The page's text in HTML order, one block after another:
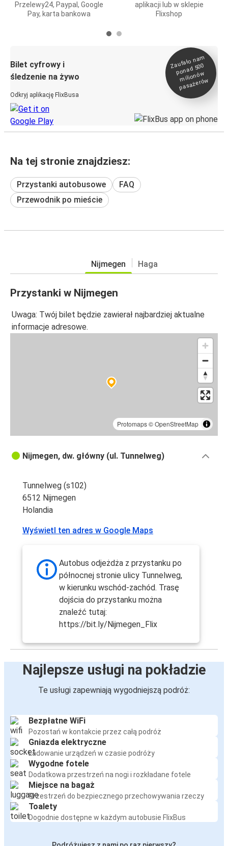
Przelewy24, Paypal, Google
Pay, karta bankowa
aplikacji lub w sklepie
Flixshop
Bilet cyfrowy i
śledzenie na żywo
Odkryj aplikację FlixBusa
Zaufało na
m
ponad 500
milionó
w
pasażeró
w
Na tej stronie znajdziesz:
Przystanki autobusowe
FAQ
Przewodnik po mieście
Nijmegen Haga
Przystanki w Nijmegen
Uwaga: Twój bilet będzie zawierał najbardziej aktualne
informacje adresowe.
Protomaps©OpenStreetMap
Nijmegen, dw. główny (ul. Tunnelweg)
Tunnelweg (s102)
6512 Nijmegen
Holandia
Wyświetl ten adres w Google Maps
Autobus odjeżdża z przystanku po
północnej stronie ulicy Tunnelweg,
w kierunku wschód-zachód. Trasę
dojścia do przystanku można
znaleźć tutaj:
https://bit.ly/Nijmegen_Flix
Najlepsze usługi na pokładzie
Te usługi zapewniają wygodniejszą podróż:
Bezpłatne WiFi
Pozostań w kontakcie przez całą podróż
Gniazda elektryczne
Ładowanie urządzeń w czasie podróży
Wygodne fotele
Dodatkowa przestrzeń na nogi i rozkładane fotele
Miejsce na bagaż
Przestrzeń do bezpiecznego przechowywania rzeczy
Toalety
Dogodnie dostępne w każdym autobusie FlixBus